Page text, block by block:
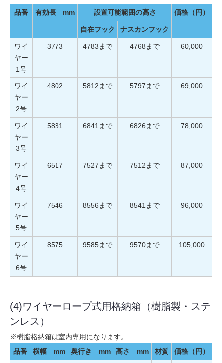
品番 有効長 mm 設置可能範囲の高さ 価格（円）
自在フック ナスカンフック
ワイ
ヤー
1号
3773 4783まで 4768まで 60,000
ワイ
ヤー
2号
4802 5812まで 5797まで 69,000
ワイ
ヤー
3号
5831 6841まで 6826まで 78,000
ワイ
ヤー
4号
6517 7527まで 7512まで 87,000
ワイ
ヤー
5号
7546 8556まで 8541まで 96,000
ワイ
ヤー
6号
8575 9585まで 9570まで 105,000
(4)ワイヤーロープ式用格納箱（樹脂製・ステ
ンレス）
※樹脂格納箱は室内専用になります。
品番
横幅 mm 奥行き mm 高さ mm 材質 価格（円）